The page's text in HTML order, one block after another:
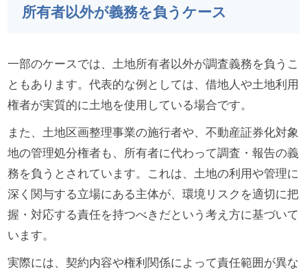
所有者以外が義務を負うケース
一部のケースでは、土地所有者以外が調査義務を負うこ
ともあります。代表的な例としては、借地人や土地利用
権者が実質的に土地を使用している場合です。
また、土地区画整理事業の施行者や、不動産証券化対象
地の管理処分権者も、所有者に代わって調査・報告の義
務を負うとされています。これは、土地の利用や管理に
深く関与する立場にある主体が、環境リスクを適切に把
握・対応する責任を持つべきだという考え方に基づいて
います。
実際には、契約内容や権利関係によって責任範囲が異な